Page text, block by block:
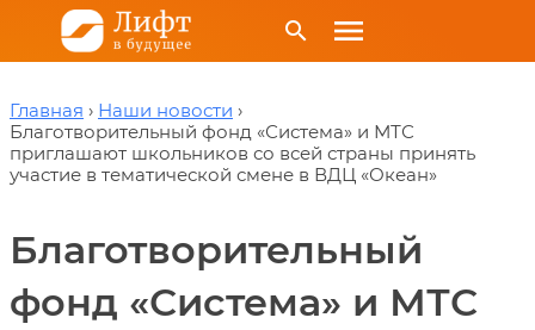
search menu
Главная
Наши новости
Благотворительный фонд «Система» и МТС
приглашают школьников со всей страны принять
участие в тематической смене в ВДЦ «Океан»
Благотворительный
фонд «Система» и МТС